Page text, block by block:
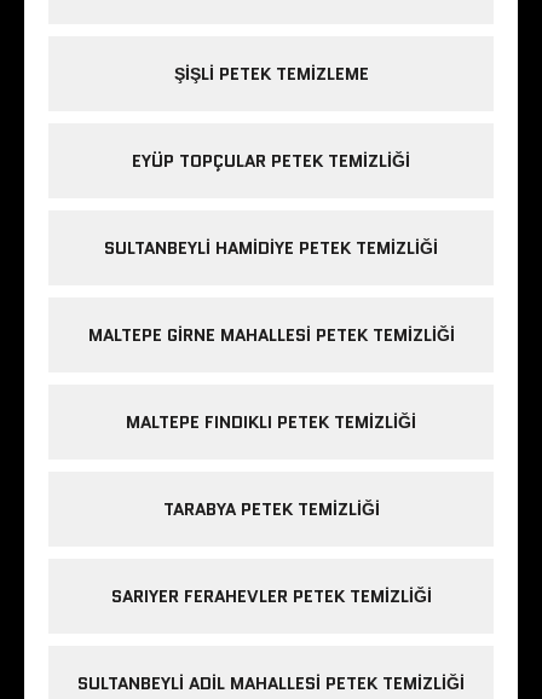
ŞIŞLI PETEK TEMIZLEME
EYÜP TOPÇULAR PETEK TEMIZLIĞI
SULTANBEYLI HAMIDIYE PETEK TEMIZLIĞI
MALTEPE GIRNE MAHALLESI PETEK TEMIZLIĞI
MALTEPE FINDIKLI PETEK TEMIZLIĞI
TARABYA PETEK TEMIZLIĞI
SARIYER FERAHEVLER PETEK TEMIZLIĞI
SULTANBEYLI ADIL MAHALLESI PETEK TEMIZLIĞI